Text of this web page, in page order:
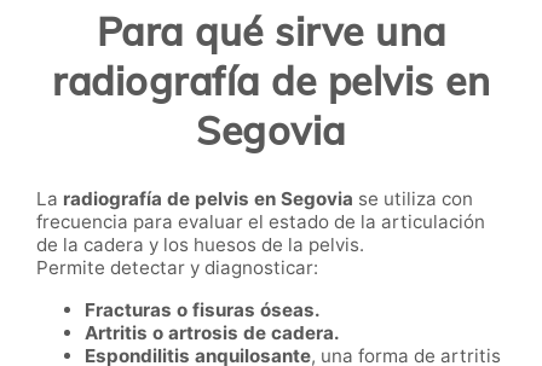
Para qué sirve una
radiografía de pelvis en
Segovia
La radiografía de pelvis en Segovia se utiliza con
frecuencia para evaluar el estado de la articulación
de la cadera y los huesos de la pelvis.
Permite detectar y diagnosticar:
Fracturas o fisuras óseas.
Artritis o artrosis de cadera.
Espondilitis anquilosante, una forma de artritis